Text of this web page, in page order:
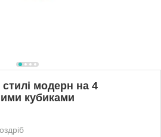
модерн на 4
кубиками